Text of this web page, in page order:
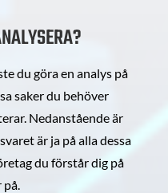
du göra en analys på
saker du behöver
Nedanstående är
är ja på alla dessa
du förstår dig på